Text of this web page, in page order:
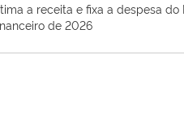
a receita e fixa a despesa
de 2026